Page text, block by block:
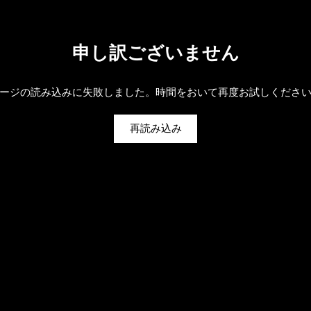
申し訳ございません
ジの読み込みに失敗しました。時間をおいて再度お試しくださ
再読み込み